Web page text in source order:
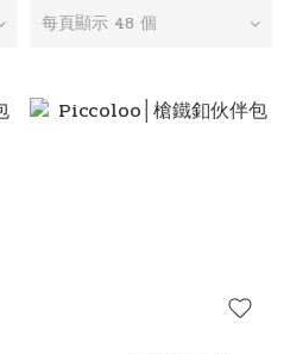
每頁顯示 48 個